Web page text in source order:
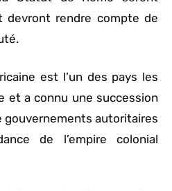
rendre compte de
est l’un des pays les
et a connu une succession
gouvernements autoritaires
de l’empire colonial